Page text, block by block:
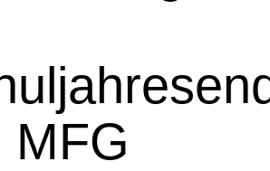
MFG